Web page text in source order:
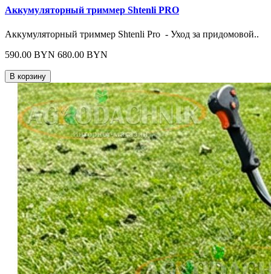
Аккумуляторный триммер Shtenli PRO
Аккумуляторный триммер Shtenli Pro - Уход за придомовой..
590.00 BYN 680.00 BYN
В корзину